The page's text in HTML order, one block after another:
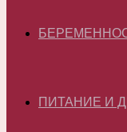
ПИТАНИЕ И